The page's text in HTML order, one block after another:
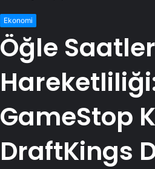
Ekonomi
Öğle
GameStop
DraftKings